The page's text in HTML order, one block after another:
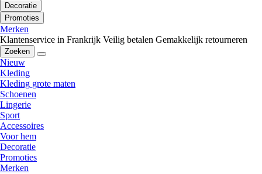
Decoratie
Promoties
Merken
Klantenservice in Frankrijk Veilig betalen Gemakkelijk retourneren
Zoeken
Nieuw
Kleding
Kleding grote maten
Schoenen
Lingerie
Sport
Accessoires
Voor hem
Decoratie
Promoties
Merken